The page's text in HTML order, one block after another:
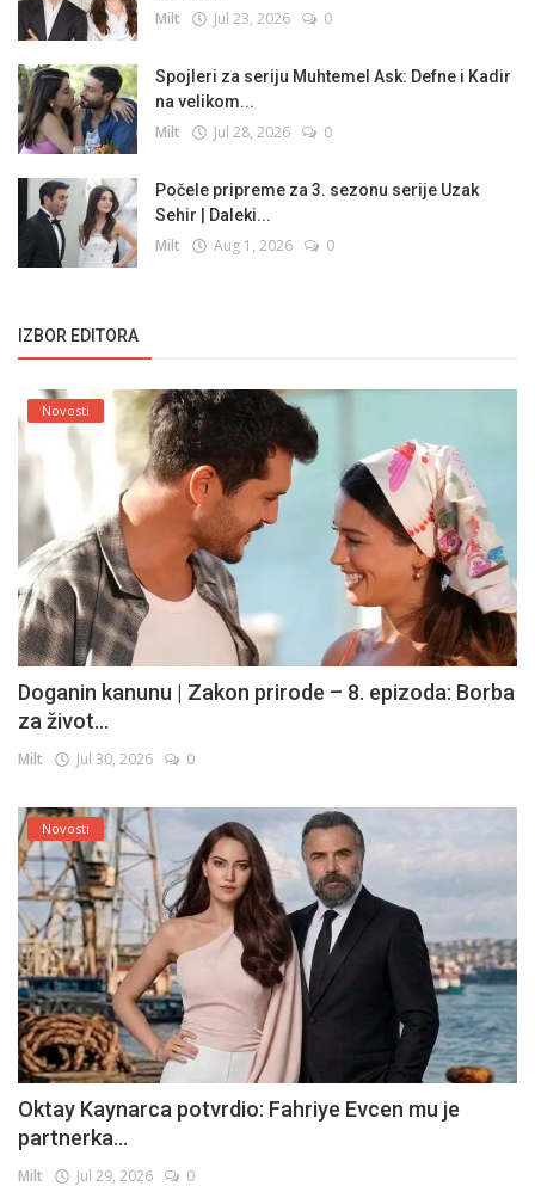
Milt Jul 23, 2026 0
Spojleri za seriju Muhtemel Ask: Defne i Kadir
na velikom...
Milt Jul 28, 2026 0
Počele pripreme za 3. sezonu serije Uzak
Sehir | Daleki...
Milt Aug 1, 2026 0
IZBOR EDITORA
Novosti
Doganin kanunu | Zakon prirode – 8. epizoda: Borba
za život...
Milt Jul 30, 2026 0
Novosti
Oktay Kaynarca potvrdio: Fahriye Evcen mu je
partnerka...
Milt Jul 29, 2026 0